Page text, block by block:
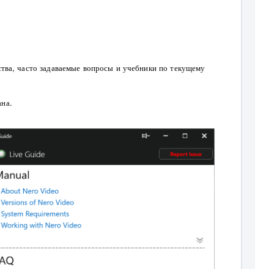
часто задаваемые вопросы и учебники по текущему